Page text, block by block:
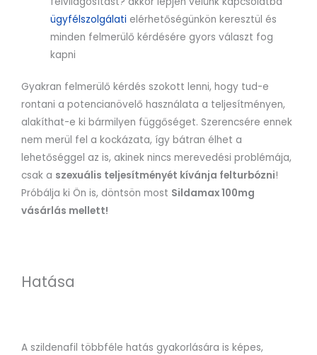
ügyfélszolgálati elérhetőségünkön keresztül és
minden felmerülő kérdésére gyors választ fog
kapni
Gyakran felmerülő kérdés szokott lenni, hogy tud-e
rontani a potencianövelő használata a teljesítményen,
alakíthat-e ki bármilyen függőséget. Szerencsére ennek
nem merül fel a kockázata, így bátran élhet a
lehetőséggel az is, akinek nincs merevedési problémája,
csak a szexuális teljesítményét kívánja felturbózni!
Próbálja ki Ön is, döntsön most Sildamax 100mg
vásárlás mellett!
Hatása
A szildenafil többféle hatás gyakorlására is képes,